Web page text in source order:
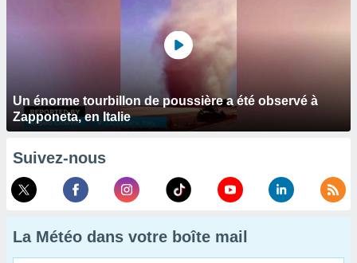
Un énorme tourbillon de poussière a été observé à
Zapponeta, en Italie
Suivez-nous
La Météo dans votre boîte mail